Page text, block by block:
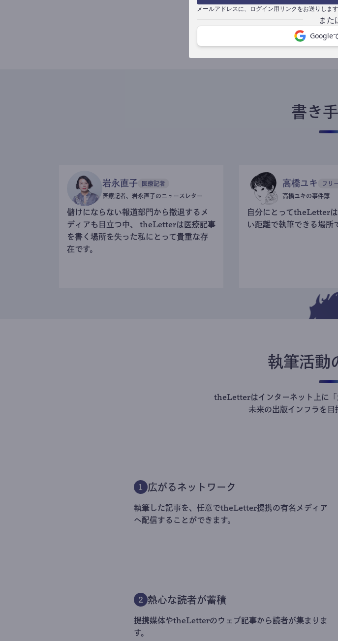
メールアドレスに、ログイン用リンクをお送りします
Google
書き手に
書き
岩永直子 医療記者
医療記者、岩永直子のニュースレター
儲けにならない報道部門から撤退するメ
ディアも目立つ中、 theLetterは医療記事
を書く場所を失った私にとって貴重な存
在です。
高橋ユキ フリ
高橋ユキの事件簿
自分にとってtheLetter
い距離で執筆できる場所
執筆活動
theLetterはインターネット上に
未来の出版インフラを目
1 広がるネットワーク
執筆した記事を、任意でtheLetter提携の有名メディア
へ配信することができます。
2 熱心な読者が蓄積
提携媒体やtheLetterのウェブ記事から読者が集まりま
す。